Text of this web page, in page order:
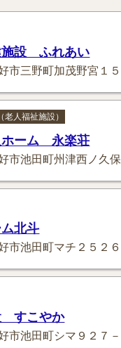
施設 ふれあい
市三野町加茂野宮１５
人福祉施設）
ホーム 永楽荘
市池田町州津西ノ久
北斗
市池田町マチ２５２
すこやか
市池田町シマ９２７－